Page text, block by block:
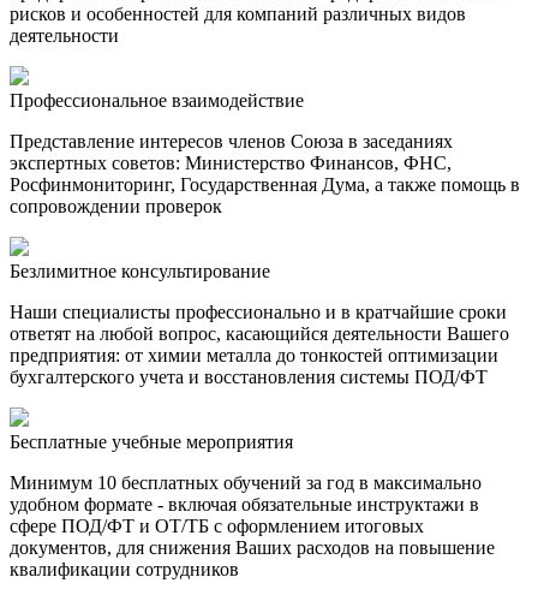
рисков и особенностей для компаний различных видов
деятельности
Профессиональное взаимодействие
Представление интересов членов Союза в заседаниях
экспертных советов: Министерство Финансов, ФНС,
Росфинмониторинг, Государственная Дума, а также помощь в
сопровождении проверок
Безлимитное консультирование
Наши специалисты профессионально и в кратчайшие сроки
ответят на любой вопрос, касающийся деятельности Вашего
предприятия: от химии металла до тонкостей оптимизации
бухгалтерского учета и восстановления системы ПОД/ФТ
Бесплатные учебные мероприятия
Минимум 10 бесплатных обучений за год в максимально
удобном формате - включая обязательные инструктажи в
сфере ПОД/ФТ и ОТ/ТБ с оформлением итоговых
документов, для снижения Ваших расходов на повышение
квалификации сотрудников